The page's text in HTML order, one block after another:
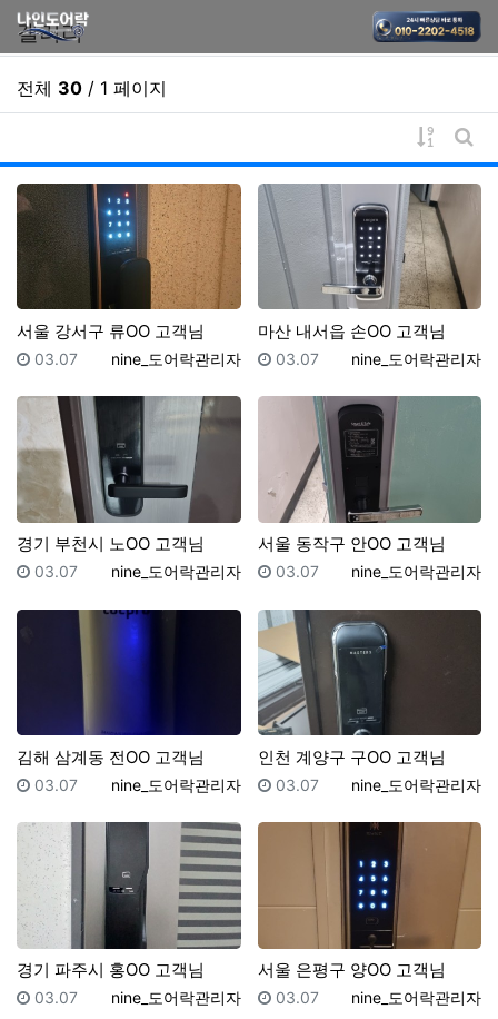
갤러리
전체 30 / 1 페이지
게시물
게
서울 강서구 류OO 고객님
등록자
nine_도어락관리자
등록일
03.07
마산 내서읍 손OO 고객님
등록자
nine_도어락관리자
등록일
03.07
경기 부천시 노OO 고객님
등록자
nine_도어락관리자
등록일
03.07
서울 동작구 안OO 고객님
등록자
nine_도어락관리자
등록일
03.07
김해 삼계동 전OO 고객님
등록자
nine_도어락관리자
등록일
03.07
인천 계양구 구OO 고객님
등록자
nine_도어락관리자
등록일
03.07
경기 파주시 홍OO 고객님
등록자
nine_도어락관리자
등록일
03.07
서울 은평구 양OO 고객님
등록자
nine_도어락관리자
등록일
03.07